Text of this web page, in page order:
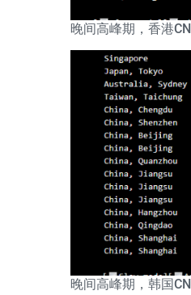
晚间高峰期，香港
晚间高峰期，韩国